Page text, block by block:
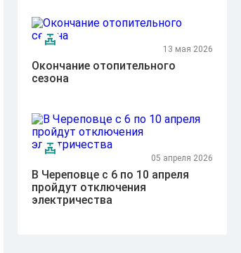
13 мая 2026
Окончание отопительного
сезона
05 апреля 2026
В Череповце с 6 по 10 апреля
пройдут отключения
электричества